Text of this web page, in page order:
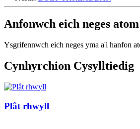
Anfonwch eich neges
Ysgrifennwch eich neges yma a'i hanfon
Cynhyrchion Cysylltiedig
Plât rhwyll